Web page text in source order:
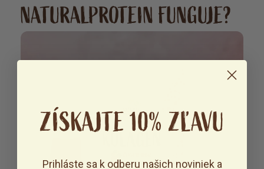
NATURALPROTEIN FUNGUJE?
ZÍSKAJTE 10% ZĽAVU
Prihláste sa k odberu našich noviniek a